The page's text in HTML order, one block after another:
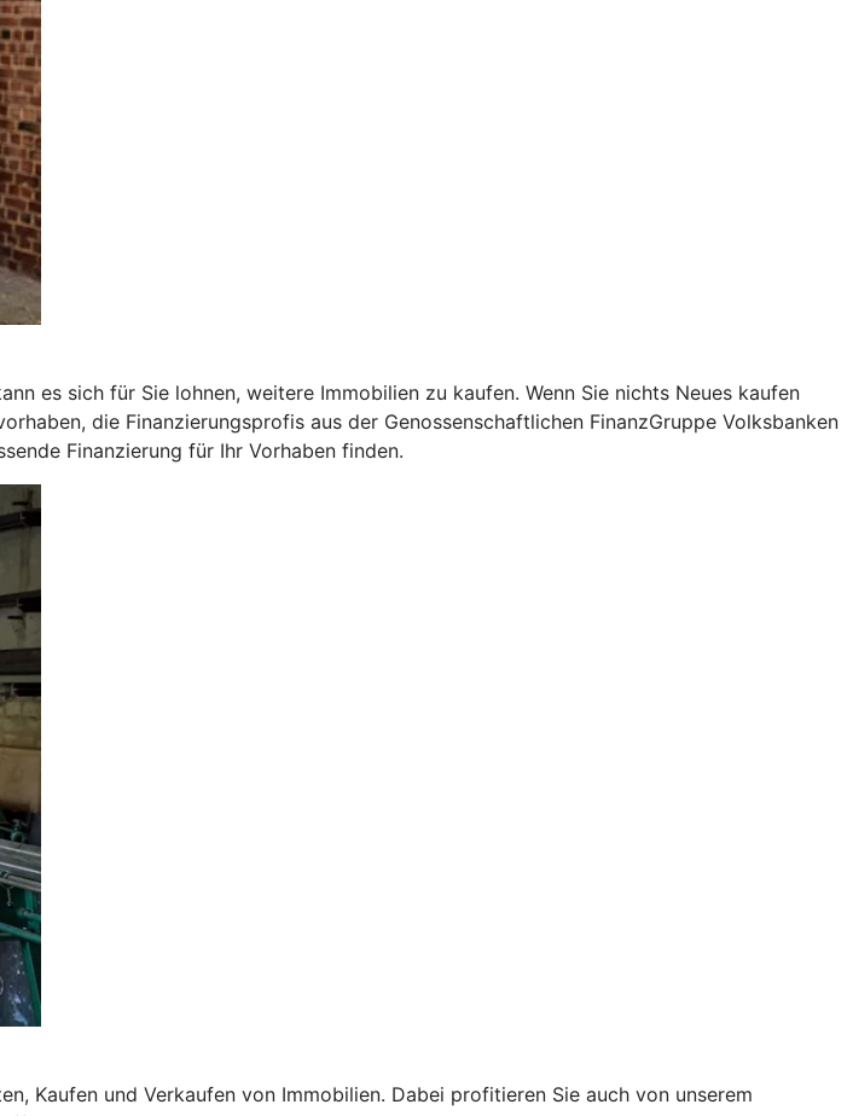
es sich für Sie lohnen, weitere Immobilien zu kaufen. Wenn Sie nichts Neues kaufen
die Finanzierungsprofis aus der Genossenschaftlichen FinanzGruppe Volksbanken
Finanzierung für Ihr Vorhaben finden.
Kaufen und Verkaufen von Immobilien. Dabei profitieren Sie auch von unserem